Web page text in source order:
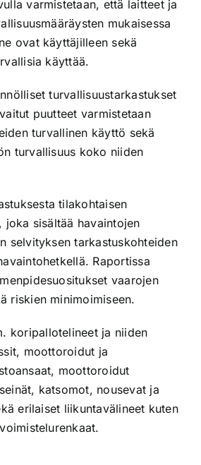
varmistetaan, että laitteet ja
mukaisessa
ovat käyttäjilleen sekä
käyttää.
turvallisuustarkastukset
puutteet varmistetaan
turvallinen käyttö sekä
turvallisuus koko niiden
tilakohtaisen
joka sisältää havaintojen
selvityksen tarkastuskohteiden
Raportissa
vaarojen
riskien minimoimiseen.
koripallotelineet ja niiden
moottoroidut ja
moottoroidut
katsomot, nousevat ja
erilaiset liikuntavälineet kuten